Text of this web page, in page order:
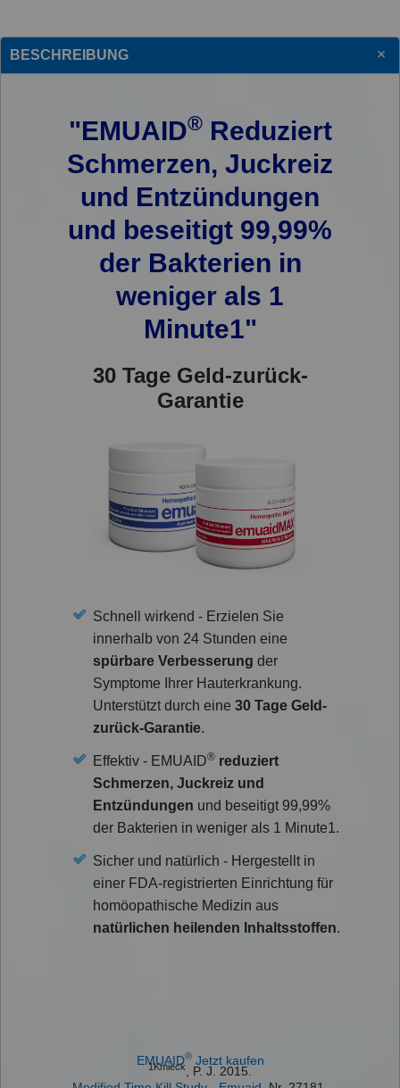
BESCHREIBUNG
"EMUAID®Reduziert
Schmerzen, Juckreiz
und Entzündungen
und beseitigt 99,99%
der Bakterien in
weniger als 1
Minute1"
30 Tage Geld-zurück-
Garantie
Schnell wirkend - Erzielen Sie
innerhalb von 24 Stunden eine
spürbare Verbesserung der
Symptome Ihrer Hauterkrankung.
Unterstützt durch eine 30 Tage Geld-
zurück-Garantie.
Effektiv - EMUAID® reduziert
Schmerzen, Juckreiz und
Entzündungen und beseitigt 99,99%
der Bakterien in weniger als 1 Minute1.
Sicher und natürlich - Hergestellt in
einer FDA-registrierten Einrichtung für
homöopathische Medizin aus
natürlichen heilenden Inhaltsstoffen.
EMUAID®Jetzt kaufen
1Kmieck
, P. J. 2015.